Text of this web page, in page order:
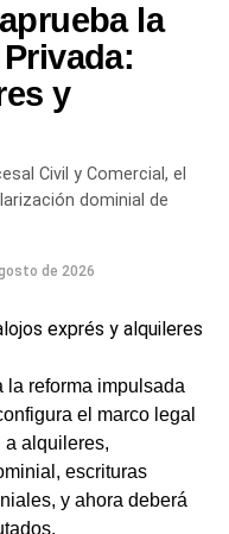
funcionario y por
parte de la misma
informe
la evolución
investigados,
análisis, que también
que justifique las
sus ingresos
informó
los registros
viaje a Arubaque se
enriquecimiento
la
y
Civil y Comercial, el
dominial de
de 2026
la reforma impulsada
el marco legal
a alquileres,
escrituras
y ahora deberá